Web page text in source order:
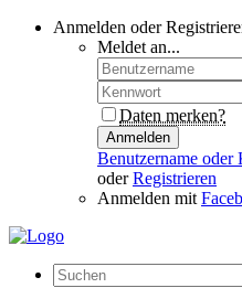
Anmelden oder
Meldet an...
Daten merken?
Anmelden
Benutzername oder
oderRegistrieren
Anmelden mit